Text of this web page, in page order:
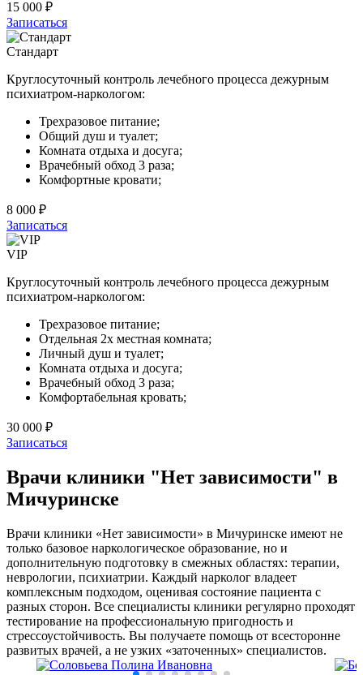
15 000 ₽
Записаться
Стандарт
Круглосуточный контроль лечебного процесса дежурным
психиатром-наркологом:
Трехразовое питание;
Общий душ и туалет;
Комната отдыха и досуга;
Врачебный обход 3 раза;
Комфортные кровати;
8 000 ₽
Записаться
VIP
Круглосуточный контроль лечебного процесса дежурным
психиатром-наркологом:
Трехразовое питание;
Отдельная 2х местная комната;
Личный душ и туалет;
Комната отдыха и досуга;
Врачебный обход 3 раза;
Комфортабельная кровать;
30 000 ₽
Записаться
Врачи клиники "Нет зависимости" в
Мичуринске
Врачи клиники «Нет зависимости» в Мичуринске имеют не
только базовое наркологическое образование, но и
дополнительную подготовку в смежных областях: терапии,
неврологии, психиатрии. Каждый нарколог владеет
комплексным подходом, оценивая состояние пациента с
разных сторон. Все специалисты клиники регулярно проходят
тестирование на профессиональную пригодность и
стрессоустойчивость. Вы получаете помощь от всесторонне
развитых врачей, а не узких «заточенных» специалистов.